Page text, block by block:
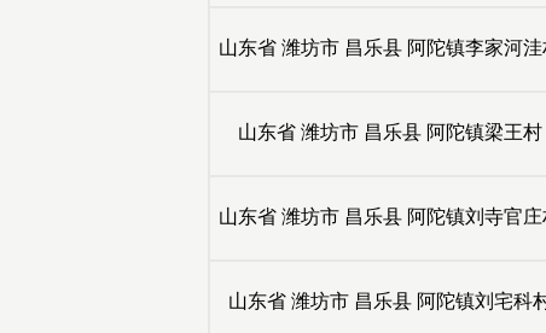
山东省 潍坊市 昌乐县 阿陀镇李家河
山东省 潍坊市 昌乐县 阿陀镇梁王村
山东省 潍坊市 昌乐县 阿陀镇刘寺官
山东省 潍坊市 昌乐县 阿陀镇刘宅科